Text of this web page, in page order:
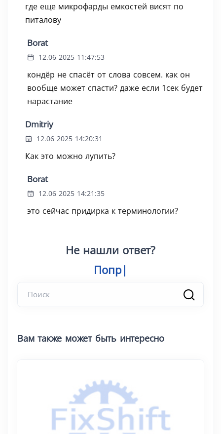
где еще микрофарды емкостей висят по
питалову
Borat
12.06 2025 11:47:53
кондёр не спасёт от слова совсем. как он
вообще может спасти? даже если 1сек будет
нарастание
Dmitriy
12.06 2025 14:20:31
Как это можно лупить?
Borat
12.06 2025 14:21:35
это сейчас придирка к терминологии?
Не нашли ответ?
Попробуйте
Вам также может быть интересно